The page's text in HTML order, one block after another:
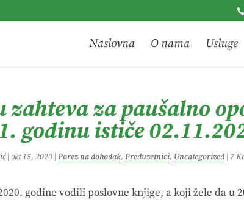
Naslovna O nama Usluge
zahteva za paušalno
godinu ističe
| okt 15, 2020| Porez na dohodak, Preduzetnici, Uncategorized| 7
godine vodili poslovne knjige, a koji žele da u